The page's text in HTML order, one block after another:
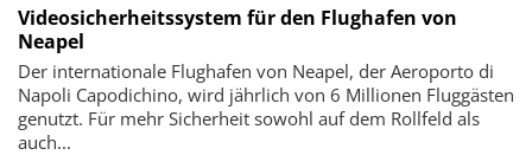
Videosicherheitssystem für den Flughafen von
Neapel
Der internationale Flughafen von Neapel, der Aeroporto di
Napoli Capodichino, wird jährlich von 6 Millionen Fluggästen
genutzt. Für mehr Sicherheit sowohl auf dem Rollfeld als
auch...